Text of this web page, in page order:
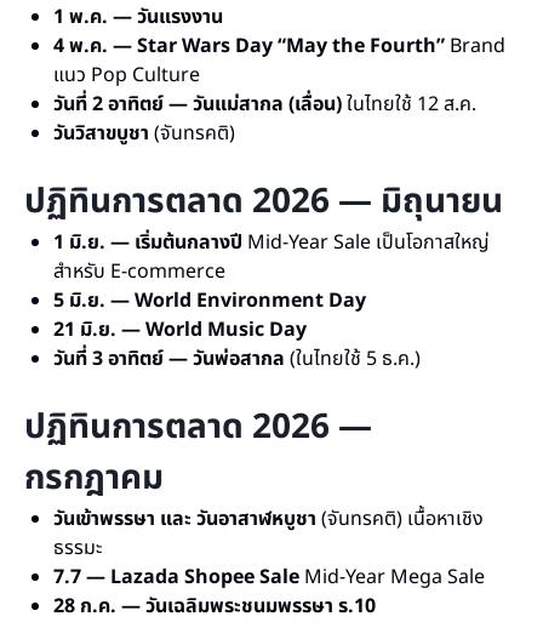
1 พ.ค. — วันแรงงาน
4 พ.ค. — Star Wars Day “May the Fourth” Brand
แนว Pop Culture
วันที่ 2 อาทิตย์ — วันแม่สากล (เลื่อน)ในไทยใช้ 12 ส.ค.
วันวิสาขบูชา (จันทรคติ)
ปฏิทินการตลาด 2026 — มิถุนายน
1 มิ.ย. — เริ่มต้นกลางปี Mid-Year Sale เป็นโอกาสใหญ่
สำหรับ E-commerce
5 มิ.ย. — World Environment Day
21 มิ.ย. — World Music Day
วันที่ 3 อาทิตย์ — วันพ่อสากล (ในไทยใช้ 5 ธ.ค.)
ปฏิทินการตลาด 2026 —
กรกฎาคม
วันเข้าพรรษา และ วันอาสาฬหบูชา (จันทรคติ) เนื้อหาเชิง
ธรรมะ
7.7 — Lazada Shopee Sale Mid-Year Mega Sale
28 ก.ค. — วันเฉลิมพระชนมพรรษา ร.10